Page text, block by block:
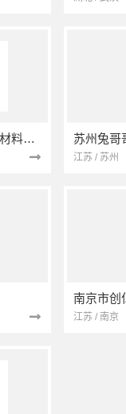
江西圣匠新型环保材料有限公司
江苏 / 苏州
江苏 / 南京